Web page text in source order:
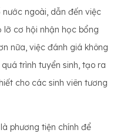
ngoài, dẫn đến việc
lỡ cơ hội nhận học bổng
nữa, việc đánh giá không
trình tuyển sinh, tạo ra
cho các sinh viên tương
là phương tiện chính để